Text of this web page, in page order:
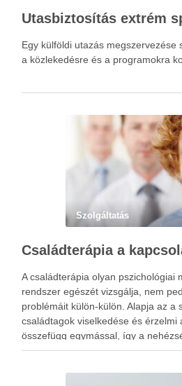
Egy külföldi utazás megszervezése
a közlekedésre és a programokra
Szolgáltatás
A családterápia olyan pszichológiai
rendszer egészét vizsgálja, nem
problémáit külön-külön. Alapja az a
családtagok viselkedése és érzelmi
összefügg egymással, így a
kapcsolati mintázatokban